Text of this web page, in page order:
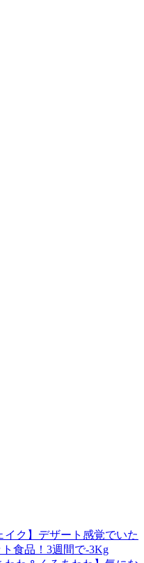
イク】デザート感覚でいた
食品！3週間で-3Kg